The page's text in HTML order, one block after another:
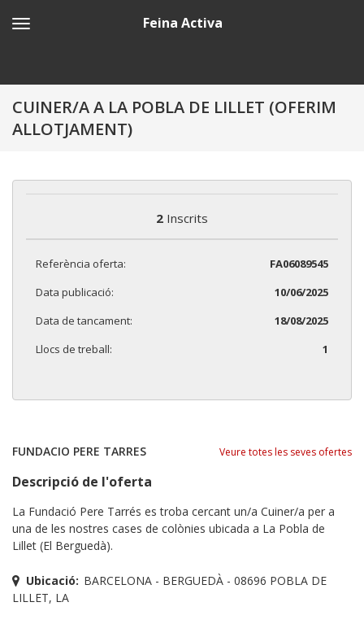
Feina Activa
CUINER/A A LA POBLA DE LILLET (OFERIM
ALLOTJAMENT)
2 Inscrits
Referència oferta:
FA06089545
Data publicació:
10/06/2025
Data de tancament:
18/08/2025
Llocs de treball:
1
FUNDACIO PERE TARRES Veure totes les seves ofertes
Descripció de l'oferta
La Fundació Pere Tarrés es troba cercant un/a Cuiner/a per a
una de les nostres cases de colònies ubicada a La Pobla de
Lillet (El Berguedà).
Ubicació: BARCELONA - BERGUEDÀ - 08696 POBLA DE
LILLET, LA